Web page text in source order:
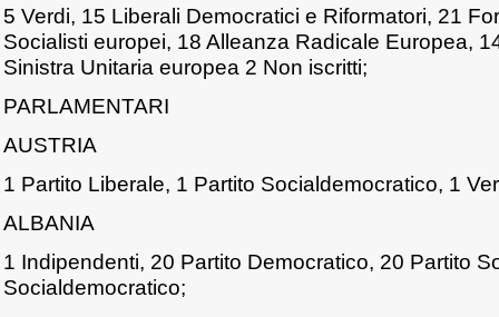
5 Verdi, 15 Liberali Democratici e Riformatori, 21
Socialisti europei, 18 Alleanza Radicale Europea,
Sinistra Unitaria europea 2 Non iscritti;
PARLAMENTARI
AUSTRIA
1 Partito Liberale, 1 Partito Socialdemocratico, 1
ALBANIA
1 Indipendenti, 20 Partito Democratico, 20 Partito
Socialdemocratico;